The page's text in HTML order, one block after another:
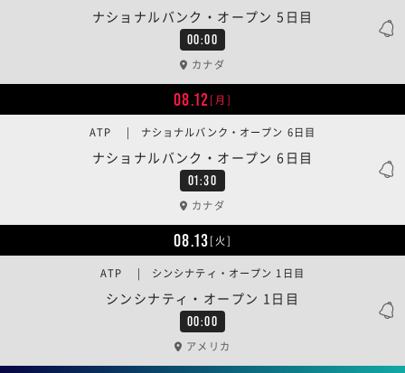
00:00
ナショナルバンク・オープン 5日目
カナダ
08.12[月]
01:30
ナショナルバンク・オープン 6日目
ATP | ナショナルバンク・オープン 6日目
カナダ
08.13[火]
00:00
シンシナティ・オープン 1日目
ATP | シンシナティ・オープン 1日目
アメリカ